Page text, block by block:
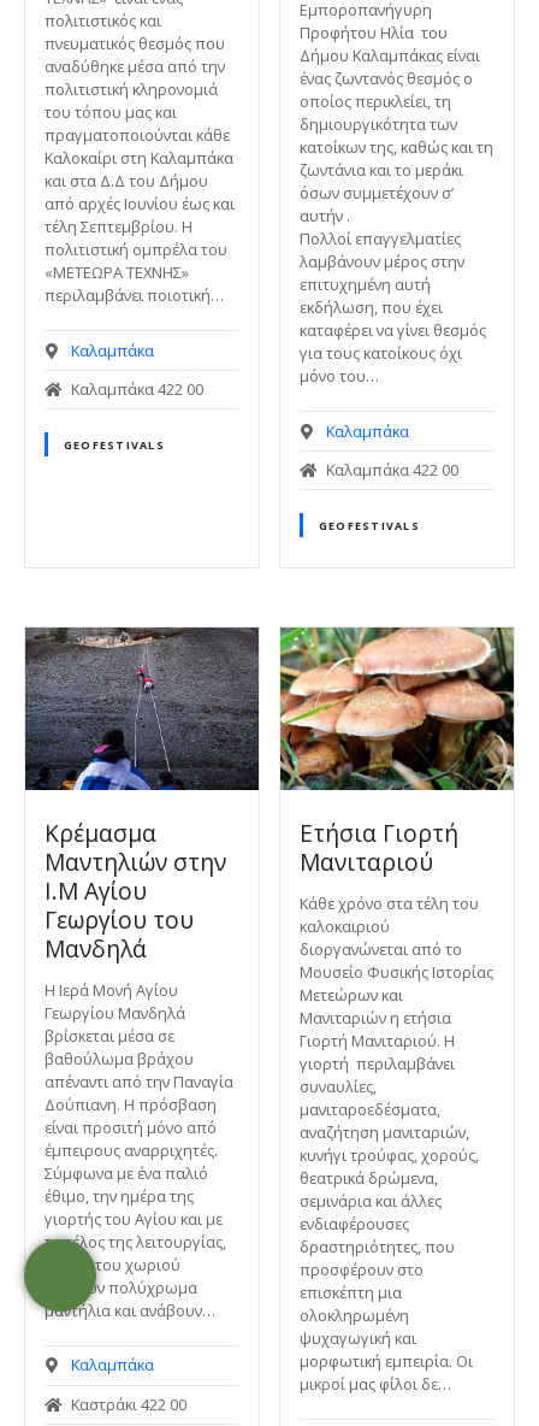
πολιτιστικός και
πνευματικός θεσμός που
αναδύθηκε μέσα από την
πολιτιστική κληρονομιά
του τόπου μας και
πραγματοποιούνται κάθε
Καλοκαίρι στη Καλαμπάκα
και στα Δ.Δ του Δήμου
από αρχές Ιουνίου έως και
τέλη Σεπτεμβρίου. Η
πολιτιστική ομπρέλα του
«ΜΕΤΕΩΡΑ ΤΕΧΝΗΣ»
περιλαμβάνει ποιοτική…
Καλαμπάκα
Καλαμπάκα 422 00
GEOFESTIVALS
Εμποροπανήγυρη
Προφήτου Ηλία του
Δήμου Καλαμπάκας είναι
ένας ζωντανός θεσμός ο
οποίος περικλείει, τη
δημιουργικότητα των
κατοίκων της, καθώς και τη
ζωντάνια και το μεράκι
όσων συμμετέχουν σ’
αυτήν .
Πολλοί επαγγελματίες
λαμβάνουν μέρος στην
επιτυχημένη αυτή
εκδήλωση, που έχει
καταφέρει να γίνει θεσμός
για τους κατοίκους όχι
μόνο του…
Καλαμπάκα
Καλαμπάκα 422 00
GEOFESTIVALS
Κρέμασμα
Μαντηλιών στην
Ι.Μ Αγίου
Γεωργίου του
Μανδηλά
Η Ιερά Μονή Αγίου
Γεωργίου Μανδηλά
βρίσκεται μέσα σε
βαθούλωμα βράχου
απέναντι από την Παναγία
Δούπιανη. Η πρόσβαση
είναι προσιτή μόνο από
έμπειρους αναρριχητές.
Σύμφωνα με ένα παλιό
έθιμο, την ημέρα της
γιορτής του Αγίου και με
το τέλος της λειτουργίας,
οι νέοι του χωριού
κρεμούν πολύχρωμα
μαντήλια και ανάβουν…
Καλαμπάκα
Καστράκι 422 00
Ετήσια Γιορτή
Μανιταριού
Κάθε χρόνο στα τέλη του
καλοκαιριού
διοργανώνεται από το
Μουσείο Φυσικής Ιστορίας
Μετεώρων και
Μανιταριών η ετήσια
Γιορτή Μανιταριού. Η
γιορτή περιλαμβάνει
συναυλίες,
μανιταροεδέσματα,
αναζήτηση μανιταριών,
κυνήγι τρούφας, χορούς,
θεατρικά δρώμενα,
σεμινάρια και άλλες
ενδιαφέρουσες
δραστηριότητες, που
προσφέρουν στο
επισκέπτη μια
ολοκληρωμένη
ψυχαγωγική και
μορφωτική εμπειρία. Οι
μικροί μας φίλοι δε…